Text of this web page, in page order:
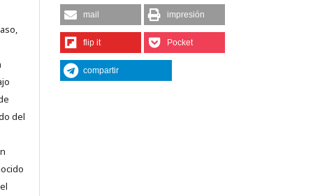
del
mail impresión
flip it Pocket
compartir